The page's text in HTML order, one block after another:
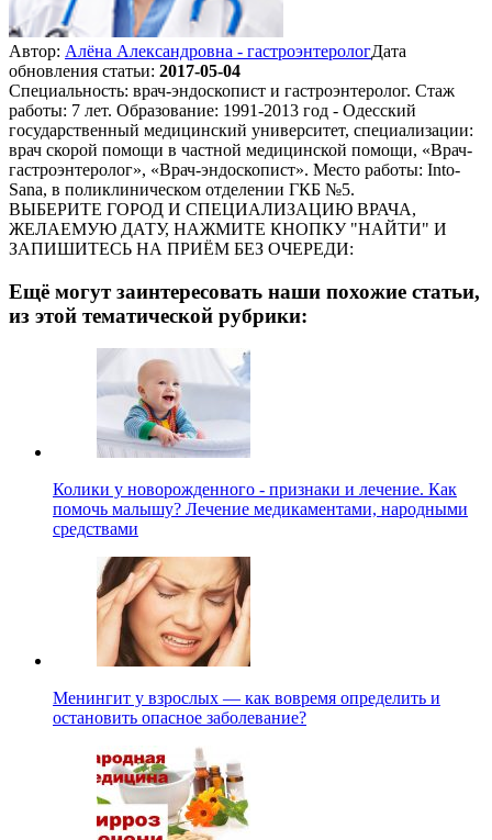
Автор: Алёна Александровна - гастроэнтерологДата
обновления статьи: 2017-05-04
Специальность: врач-эндоскопист и гастроэнтеролог. Стаж
работы: 7 лет. Образование: 1991-2013 год - Одесский
государственный медицинский университет, специализации:
врач скорой помощи в частной медицинской помощи, «Врач-
гастроэнтеролог», «Врач-эндоскопист». Место работы: Into-
Sana, в поликлиническом отделении ГКБ №5.
ВЫБЕРИТЕ ГОРОД И СПЕЦИАЛИЗАЦИЮ ВРАЧА,
ЖЕЛАЕМУЮ ДАТУ, НАЖМИТЕ КНОПКУ "НАЙТИ" И
ЗАПИШИТЕСЬ НА ПРИЁМ БЕЗ ОЧЕРЕДИ:
Ещё могут заинтересовать наши похожие статьи,
из этой тематической рубрики:
Колики у новорожденного - признаки и лечение. Как
помочь малышу? Лечение медикаментами, народными
средствами
Менингит у взрослых — как вовремя определить и
остановить опасное заболевание?